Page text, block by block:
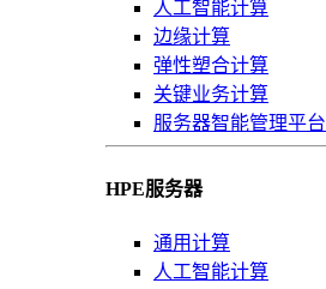
人工智能计算
边缘计算
弹性塑合计算
关键业务计算
服务器智能管理平台
HPE服务器
通用计算
人工智能计算